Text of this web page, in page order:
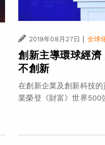
2019年08月27日 | 全球
創新主導環球經
不創新
在創新企業及創新科技
業榮登《財富》世界500